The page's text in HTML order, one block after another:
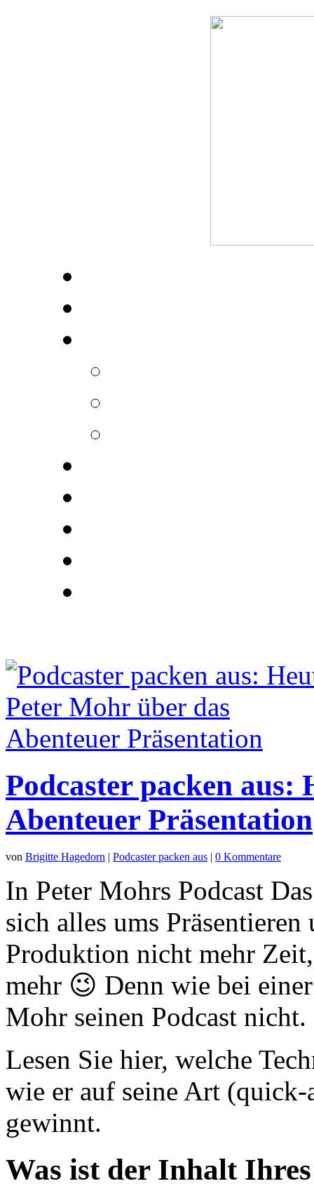
Podcaster packen aus:
Abenteuer Präsentation
von Brigitte Hagedorn | Podcaster packen aus | 0 Kommentare
In Peter Mohrs Podcast
sich alles ums
Produktion nicht mehr
mehr 😉 Denn wie bei
Mohr seinen Podcast nicht.
Lesen Sie hier, welche
wie er auf seine Art
gewinnt.
Was ist der Inhalt Ihres